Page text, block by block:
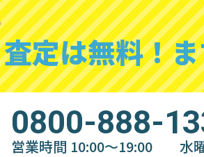
査定は無料！
0800-888-
営業時間 10:00～19:00 水